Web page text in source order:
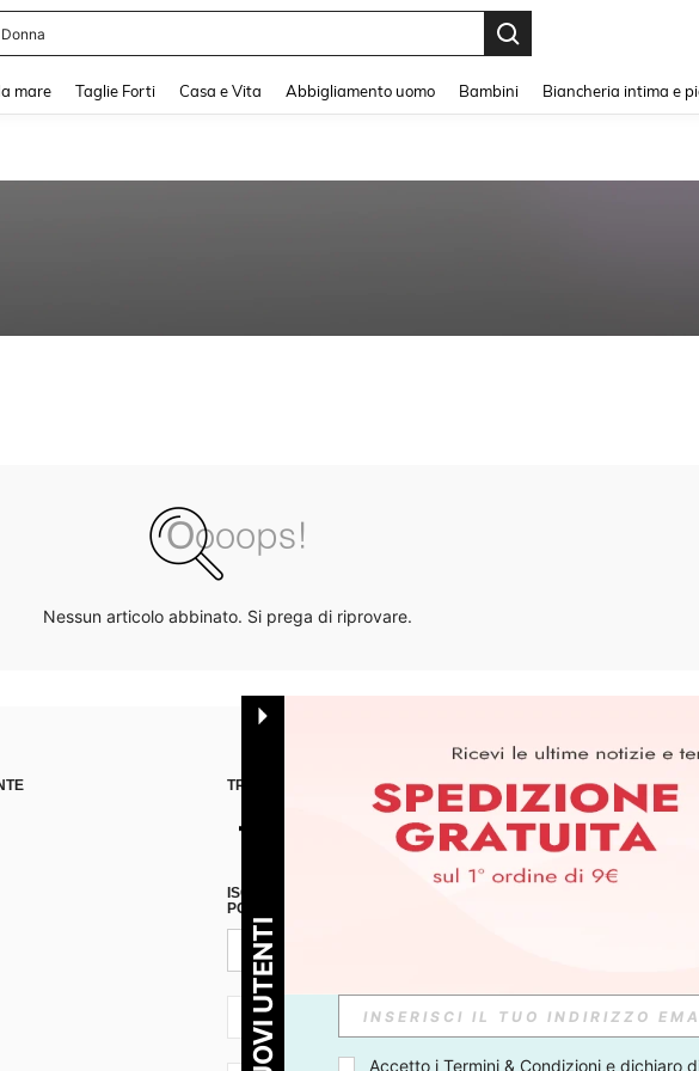
mare Taglie Forti Casa e Vita Abbigliamento uomo Bambini Biancheria intima e
Nessun articolo abbinato. Si prega di riprovare.
TROVACI SU APP
ISCRIVITI ALLA NOSTRA NEWSLETTER PER SCOPRIRE LE ULTIME
POSSIBILE ANNULLARE LA SOTTOSCRIZIONE IN QUALSIASI
IT + 39
Accetto i Termini & Condizioni e dichiaro